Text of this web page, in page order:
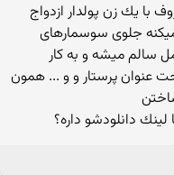
با یك زن پولدار ازدواج
جلوی سوسمارهای
سالم میشه و به كار
عنوان پرستار و و ... همون
دانلودشو داره؟